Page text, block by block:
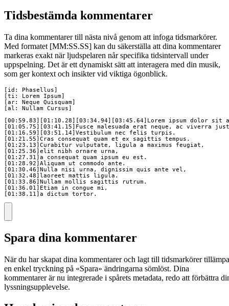
Tidsbestämda kommentarer
Ta dina kommentarer till nästa nivå genom att infoga tidsmarkörer.
Med formatet [MM:SS.SS] kan du säkerställa att dina kommentarer
markeras exakt när ljudspelaren når specifika tidsintervall under
uppspelning. Det är ett dynamiskt sätt att interagera med din musik,
som ger kontext och insikter vid viktiga ögonblick.
[id: Phasellus]
[ti: Lorem Ipsum]
[ar: Neque Quisquam]
[al: Nullam Cursus]
[00:59.83][01:10.28][03:34.94][03:45.64]Lorem ipsum dolor
[01:05.75][03:41.15]Fusce malesuada erat neque, ac viverra
[01:16.59][03:51.14]Vestibulum nec felis turpis.
[01:21.55]Cras consequat quam et ex sagittis tempus.
[01:23.13]Curabitur vulputate, ligula a maximus feugiat,
[01:25.36]elit nibh ornare urna,
[01:27.31]a consequat quam ipsum eu est.
[01:28.92]Aliquam ut commodo ante.
[01:30.46]Nulla nisi urna, dignissim quis ante vel,
[01:32.48]laoreet mattis ligula.
[01:33.86]Nullam mollis sagittis rutrum.
[01:36.01]Etiam in congue mi,
[01:38.11]a dictum tortor.
Spara dina kommentarer
När du har skapat dina kommentarer och lagt till tidsmarkörer
en enkel tryckning på «Spara» ändringarna sömlöst. Dina
kommentarer är nu integrerade i spårets metadata, redo att förbättra
lyssningsupplevelse.